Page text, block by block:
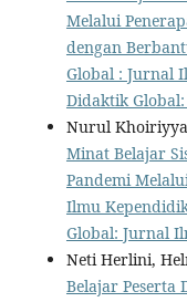
Melalui
dengan
Global : Jurnal
Didaktik
Nurul
Minat Belajar
Pandemi
Ilmu
Global: Jurnal
Neti Herlini,
Belajar Peserta